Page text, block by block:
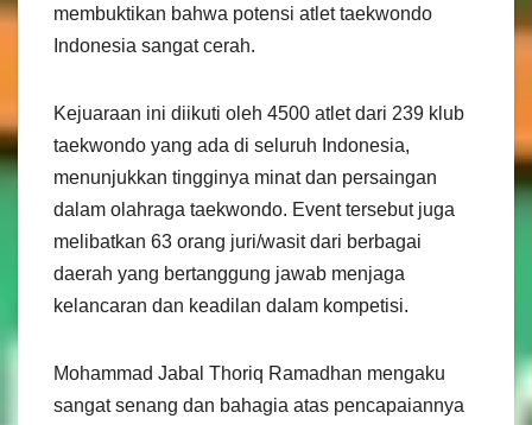
membuktikan bahwa potensi atlet taekwondo
Indonesia sangat cerah.
Kejuaraan ini diikuti oleh 4500 atlet dari 239 klub
taekwondo yang ada di seluruh Indonesia,
menunjukkan tingginya minat dan persaingan
dalam olahraga taekwondo. Event tersebut juga
melibatkan 63 orang juri/wasit dari berbagai
daerah yang bertanggung jawab menjaga
kelancaran dan keadilan dalam kompetisi.
Mohammad Jabal Thoriq Ramadhan mengaku
sangat senang dan bahagia atas pencapaiannya